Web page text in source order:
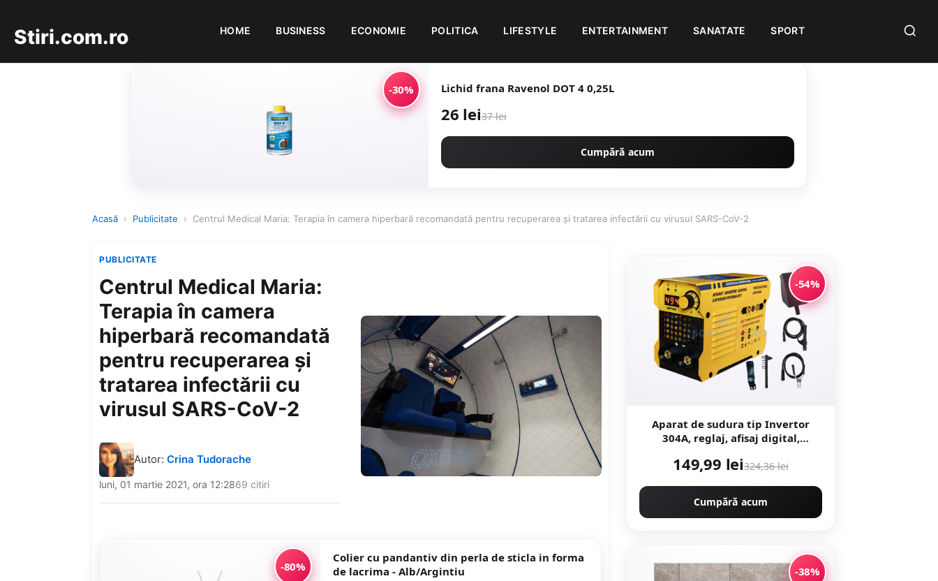
Stiri.com.ro HOME BUSINESS ECONOMIE POLITICA LIFESTYLE ENTERTAINMENT SANATATE SPORT
-30% Lichid frana Ravenol DOT 4 0,25L
26 lei37 lei
Cumpără acum
Acasă › Publicitate › Centrul Medical Maria: Terapia în camera hiperbară recomandată pentru recuperarea şi tratarea infectării cu virusul SARS-CoV-2
PUBLICITATE
Centrul Medical Maria:
Terapia în camera
hiperbară recomandată
pentru recuperarea şi
tratarea infectării cu
virusul SARS-CoV-2
Autor: Crina Tudorache
luni, 01 martie 2021, ora 12:2869 citiri
-80%
Colier cu pandantiv din perla de sticla in forma
de lacrima - Alb/Argintiu
-54%
Aparat de sudura tip Invertor
304A, reglaj, afisaj digital,
Generation - URAL MASH
149,99 lei324,36 lei
Cumpără acum
-38%